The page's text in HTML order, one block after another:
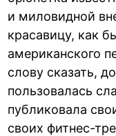
и миловидной
красавицу, как
американского
слову сказать,
пользовалась
публиковала
своих фитнес-